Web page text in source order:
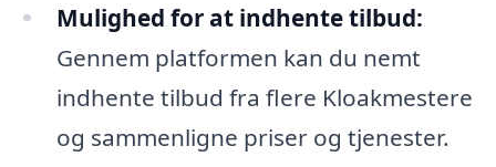
Mulighed for at indhente tilbud:
Gennem platformen kan du nemt
indhente tilbud fra flere Kloakmestere
og sammenligne priser og tjenester.